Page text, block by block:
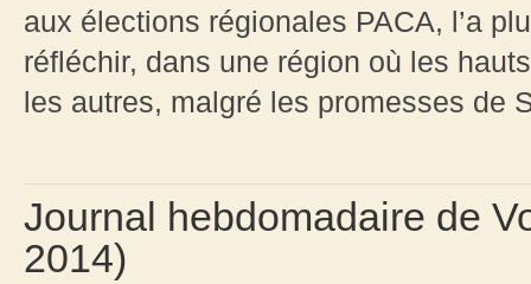
aux élections régionales PACA, l’a
réfléchir, dans une région où les
les autres, malgré les promesses de
Journal hebdomadaire de
2014)